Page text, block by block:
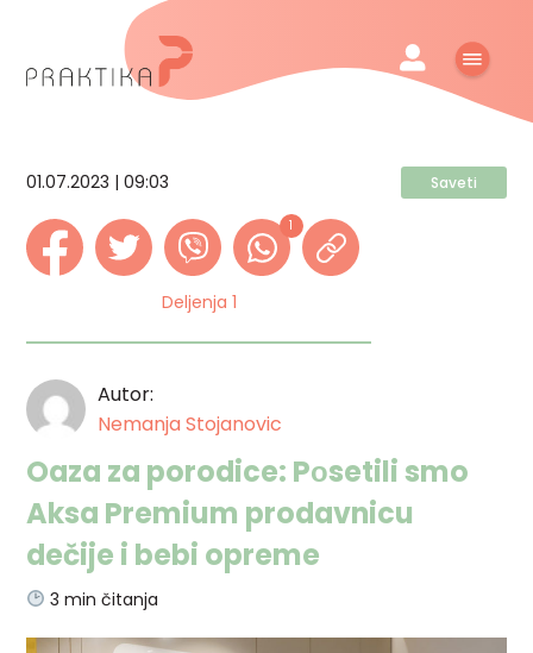
01.07.2023 | 09:03 Saveti
1
Deljenja 1
Autor:
Nemanja Stojanovic
Oaza za porodice: Pоsetili smo
Aksa Premium prodavnicu
dečije i bebi opreme
3 min čitanja